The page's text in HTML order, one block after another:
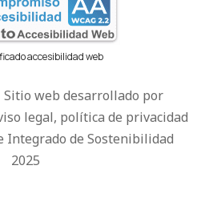
accesibilidad web
web desarrollado por
legal, política de privacidad
Integrado de Sostenibilidad
2025